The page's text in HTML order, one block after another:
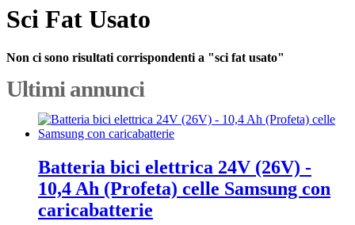
Sci Fat Usato
Non ci sono risultati corrispondenti a "sci fat usato"
Ultimi annunci
Batteria bici elettrica 24V (26V) -
10,4 Ah (Profeta) celle Samsung con
caricabatterie